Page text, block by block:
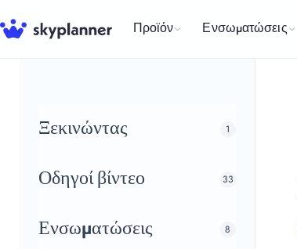
σε
Προϊόν Ενσωματώσεις
Ξεκινώντας 1
Οδηγοί βίντεο 33
Ενσωματώσεις 8